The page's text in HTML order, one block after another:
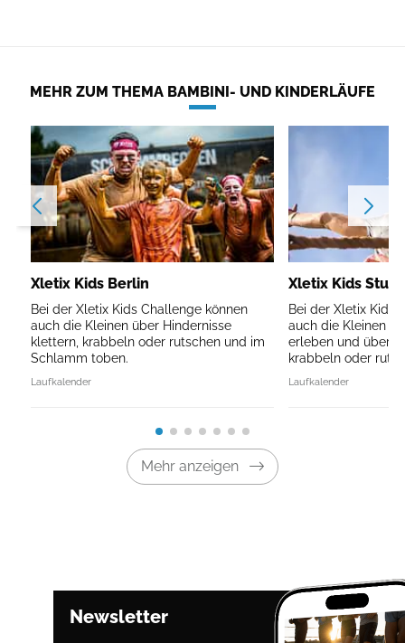
MEHR ZUM THEMA BAMBINI- UND KINDERLÄUFE
Xletix Kids Berlin
Bei der Xletix Kids Challenge können
auch die Kleinen über Hindernisse
klettern, krabbeln oder rutschen und im
Schlamm toben.
Laufkalender
Xletix Kids
Bei der Xletix Kids
auch die Kleinen
erleben und über
krabbeln oder
Laufkalender
Mehr anzeigen
Newsletter